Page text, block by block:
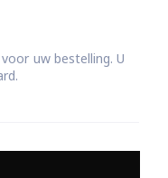
uw bestelling. U